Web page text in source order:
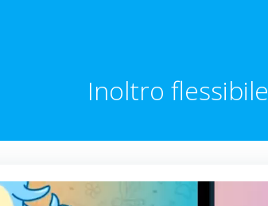
Inoltro flessibile